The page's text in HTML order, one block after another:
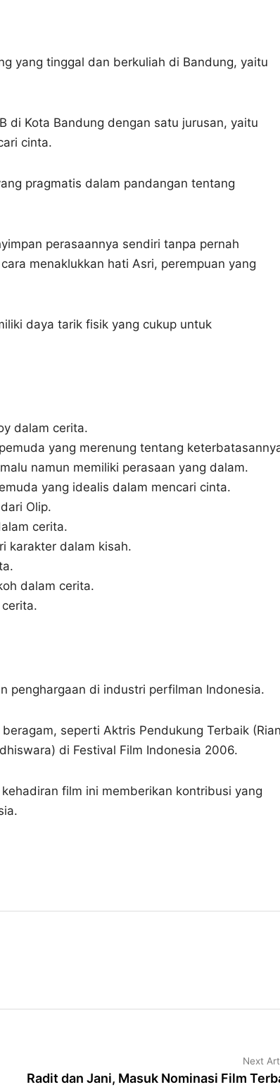
yang tinggal dan berkuliah di Bandung, yaitu
di Kota Bandung dengan satu jurusan, yaitu
cinta.
pragmatis dalam pandangan tentang
perasaannya sendiri tanpa pernah
menaklukkan hati Asri, perempuan yang
daya tarik fisik yang cukup untuk
dalam cerita.
yang merenung tentang
namun memiliki perasaan yang dalam.
yang idealis dalam mencari cinta.
Olip.
cerita.
karakter dalam kisah.
dalam cerita.
penghargaan di industri perfilman Indonesia.
seperti Aktris Pendukung Terbaik
di Festival Film Indonesia 2006.
film ini memberikan kontribusi yang
Next
Radit dan Jani, Masuk Nominasi Film